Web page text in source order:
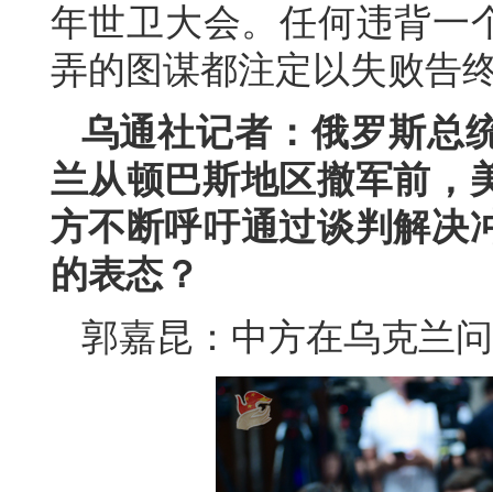
年世卫大会。任何违背一
弄的图谋都注定以失败告
乌通社记者：俄罗斯总
兰从顿巴斯地区撤军前，
方不断呼吁通过谈判解决
的表态？
郭嘉昆：中方在乌克兰